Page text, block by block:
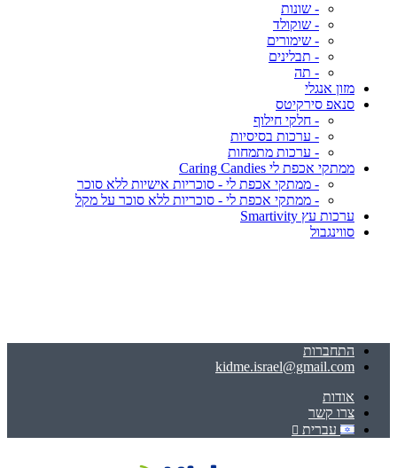
- שונות
- שוקולד
- שימורים
- תבלינים
- תה
מזון אנגלי
סנאפ סירקיטס
- חלקי חילוף
- ערכות בסיסיות
- ערכות מתמחות
ממתקי אכפת לי Caring Candies
- ממתקי אכפת לי - סוכריות אישיות ללא סוכר
- ממתקי אכפת לי - סוכריות ללא סוכר על מקל
ערכות עץ Smartivity
סווינגבול
התחברות
kidme.israel@gmail.com
אודות
צרו קשר
עברית